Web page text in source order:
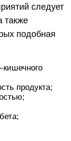
следует
также
подобная
кишечного
продукта;